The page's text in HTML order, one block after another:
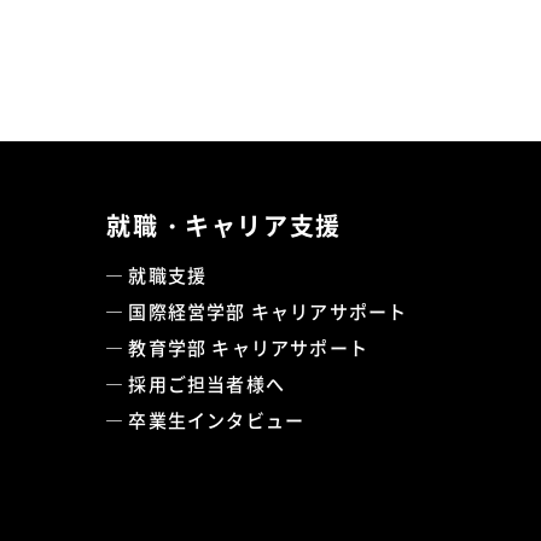
就職・キャリア支援
就職支援
国際経営学部 キャリアサポート
教育学部 キャリアサポート
採用ご担当者様へ
卒業生インタビュー